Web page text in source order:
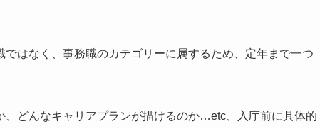
はなく、事務職のカテゴリーに属するため、定年まで一つ
どんなキャリアプランが描けるのか…etc、入庁前に具体的